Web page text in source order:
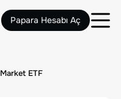
Papara Hesabı Aç
ETF